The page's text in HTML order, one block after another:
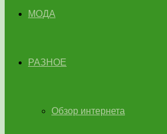
МОДА
РАЗНОЕ
Обзор интернета